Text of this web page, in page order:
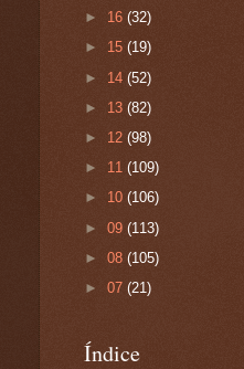
► 16 (32)
► 15 (19)
► 14 (52)
► 13 (82)
► 12 (98)
► 11 (109)
► 10 (106)
► 09 (113)
► 08 (105)
► 07 (21)
Índice